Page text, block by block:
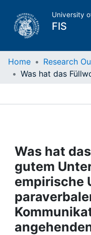
University
FIS
Home
Projects
People
Institutions
Awards
Home Research
Was hat
gutem
empirische